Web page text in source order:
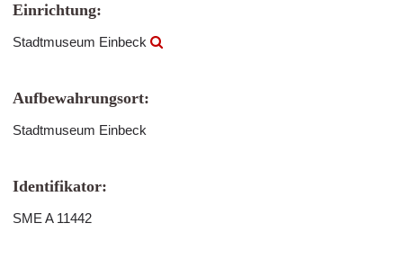
Einrichtung:
Stadtmuseum Einbeck
Aufbewahrungsort:
Stadtmuseum Einbeck
Identifikator:
SME A 11442